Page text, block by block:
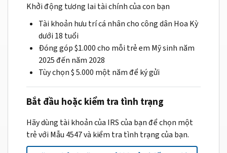
Khởi động tương lai tài chính của con bạn
Tài khoản hưu trí cá nhân cho công dân Hoa Kỳ
dưới 18 tuổi
Đóng góp $1.000 cho mỗi trẻ em Mỹ sinh năm
2025 đến năm 2028
Tùy chọn $ 5.000 một năm để ký gửi
Bắt đầu hoặc kiểm tra tình trạng
Hãy dùng tài khoản của IRS của bạn để chọn một
trẻ với Mẫu 4547 và kiểm tra tình trạng của bạn.